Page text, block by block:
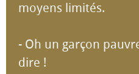
moyens limités.
- Oh un garçon
dire !